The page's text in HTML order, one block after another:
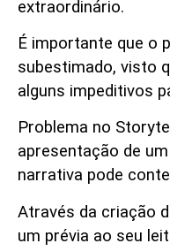
extraordinário.
É importante que o
subestimado, visto
alguns impeditivos
Problema no
apresentação de
narrativa pode
Através da criação
um prévia ao seu